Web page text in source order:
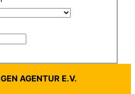
AGENTUR E.V.